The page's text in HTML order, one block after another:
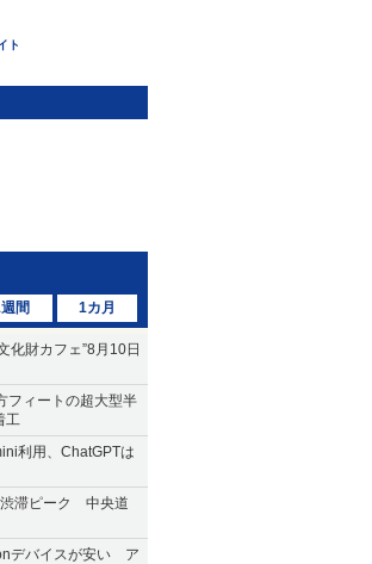
間 1カ月
化財カフェ”8月10日
フィートの超大型半
工
利用、ChatGPTは
渋滞ピーク 中央道
デバイスが安い ア